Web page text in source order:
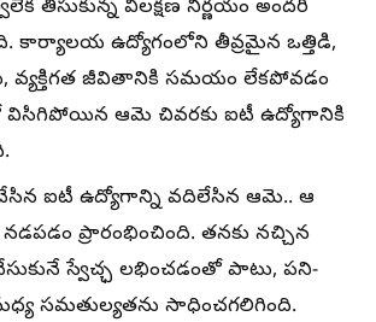
తీసుకున్న విలక్షణ నిర్ణయం అందరి
కార్యాలయ ఉద్యోగంలోని తీవ్రమైన ఒత్తిడి,
వ్యక్తిగత జీవితానికి సమయం లేకపోవడం
ఆమె చివరకు ఐటీ ఉద్యోగానికి
చేసిన ఐటీ ఉద్యోగాన్ని వదిలేసిన ఆమె.. ఆ
ప్రారంభించింది. తనకు నచ్చిన
స్వేచ్ఛ లభించడంతో పాటు, పని-
సమతుల్యతను సాధించగలిగింది.